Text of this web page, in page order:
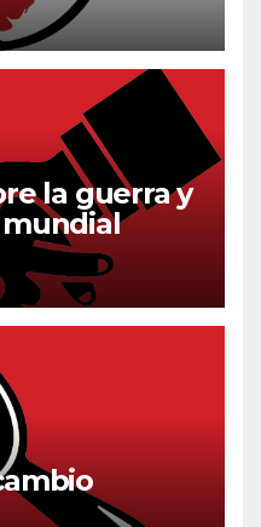
la guerra y